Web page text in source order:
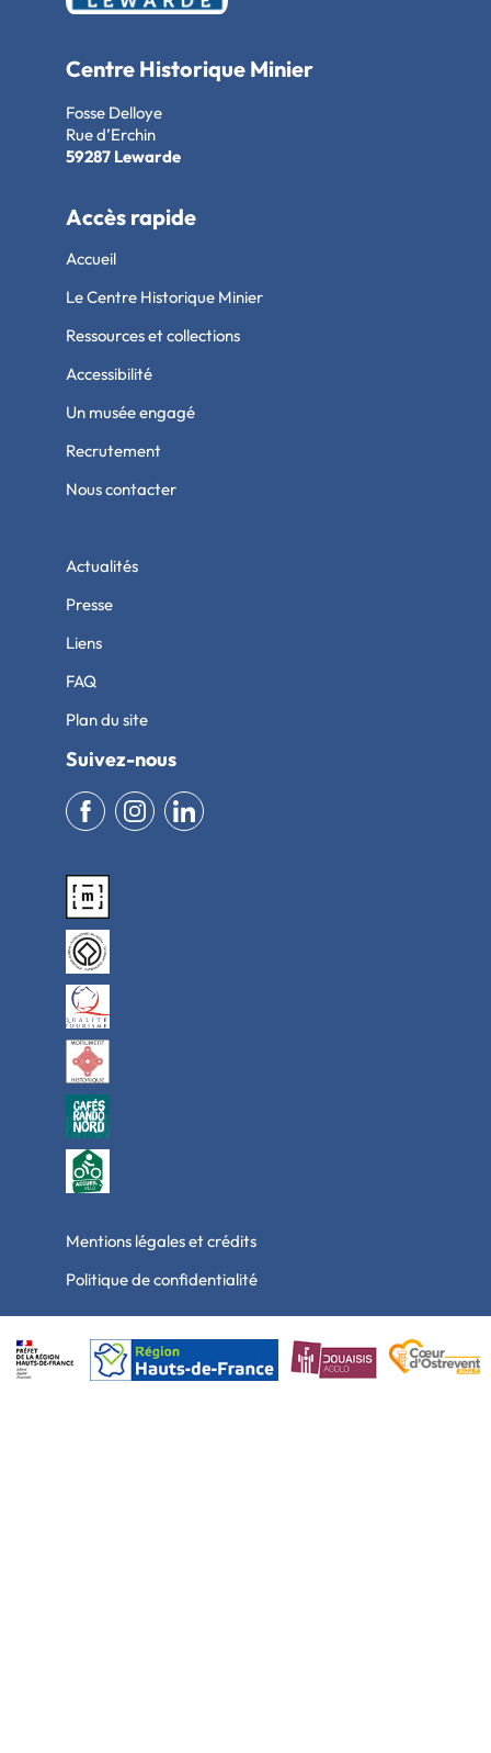
Centre Historique Minier
Fosse Delloye
Rue d’Erchin
59287 Lewarde
Accès rapide
Accueil
Le Centre Historique Minier
Ressources et collections
Accessibilité
Un musée engagé
Recrutement
Nous contacter
Actualités
Presse
Liens
FAQ
Plan du site
Suivez-nous
Mentions légales et crédits
Politique de confidentialité